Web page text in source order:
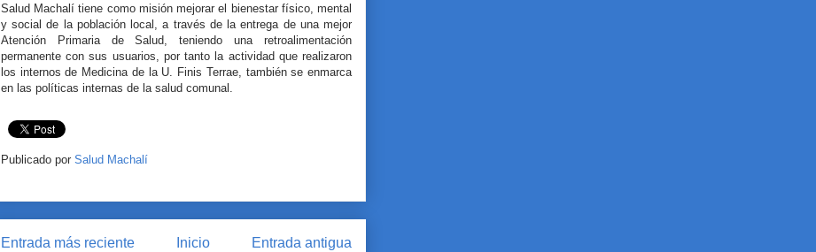
Salud Machalí tiene como misión mejorar el bienestar físico, mental
y social de la población local, a través de la entrega de una mejor
Atención Primaria de Salud, teniendo una retroalimentación
permanente con sus usuarios, por tanto la actividad que realizaron
los internos de Medicina de la U. Finis Terrae, también se enmarca
en las políticas internas de la salud comunal.
Publicado por Salud Machalí
Entrada más reciente Entrada antigua
Inicio